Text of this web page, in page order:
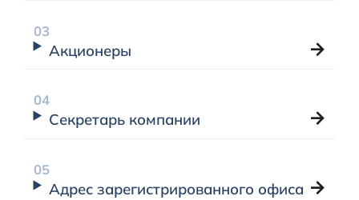
Акционеры
Секретарь компании
Адрес зарегистрированного офиса